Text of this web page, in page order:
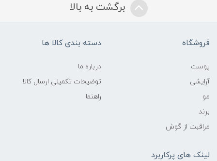
برگشت به بالا
فروشگاه
پوست
آرایشی
مو
برند
مراقبت از گوش
دسته بندی کالا ها
درباره ما
توضیحات تکمیلی ارسال کالا
راهنما
لینک های پرکاربرد